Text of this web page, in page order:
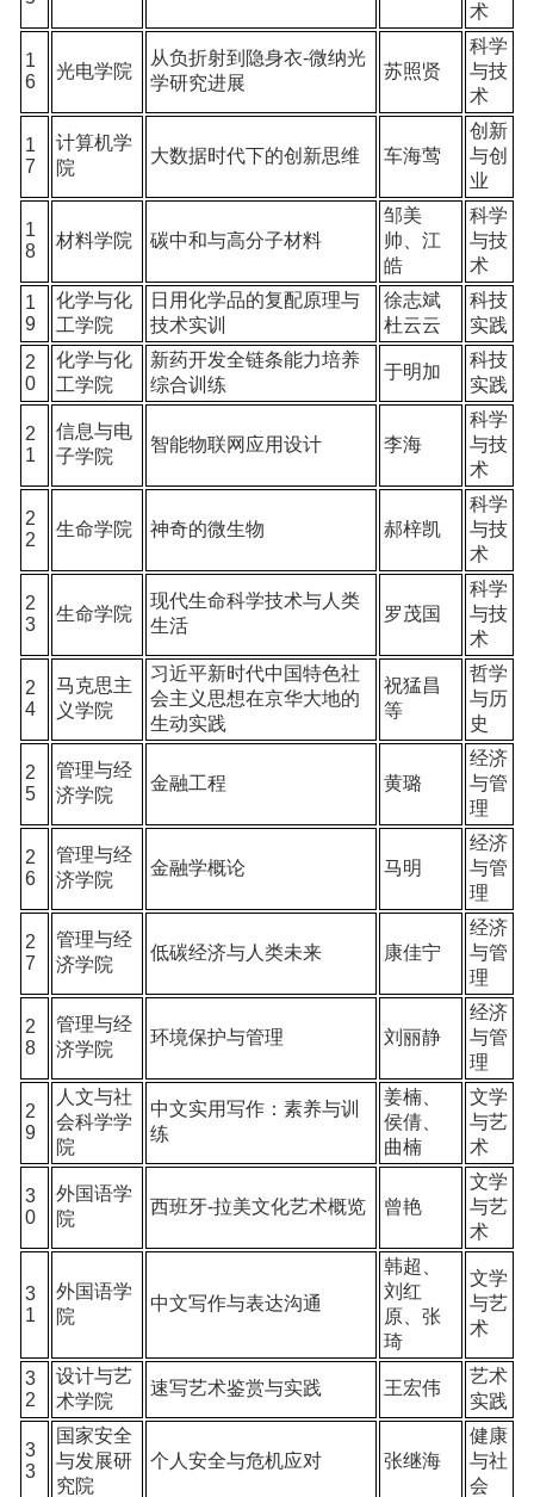
术
1
6
光电学院
从负折射到隐身衣-微纳光
学研究进展
苏照贤
科学
与技
术
1
7
计算机学
院
大数据时代下的创新思维 车海莺
创新
与创
业
1
8
材料学院 碳中和与高分子材料
邹美
帅、江
皓
科学
与技
术
1
9
化学与化
工学院
日用化学品的复配原理与
技术实训
徐志斌
杜云云
科技
实践
2
0
化学与化
工学院
新药开发全链条能力培养
综合训练
于明加
科技
实践
2
1
信息与电
子学院
智能物联网应用设计 李海
科学
与技
术
2
2
生命学院 神奇的微生物 郝梓凯
科学
与技
术
2
3
生命学院
现代生命科学技术与人类
生活
罗茂国
科学
与技
术
2
4
马克思主
义学院
习近平新时代中国特色社
会主义思想在京华大地的
生动实践
祝猛昌
等
哲学
与历
史
2
5
管理与经
济学院
金融工程 黄璐
经济
与管
理
2
6
管理与经
济学院
金融学概论 马明
经济
与管
理
2
7
管理与经
济学院
低碳经济与人类未来 康佳宁
经济
与管
理
2
8
管理与经
济学院
环境保护与管理 刘丽静
经济
与管
理
2
9
人文与社
会科学学
院
中文实用写作：素养与训
练
姜楠、
侯倩、
曲楠
文学
与艺
术
3
0
外国语学
院
西班牙-拉美文化艺术概览 曾艳
文学
与艺
术
3
1
外国语学
院
中文写作与表达沟通
韩超、
刘红
原、张
琦
文学
与艺
术
3
2
设计与艺
术学院
速写艺术鉴赏与实践 王宏伟
艺术
实践
3
3
国家安全
与发展研
究院
个人安全与危机应对 张继海
健康
与社
会